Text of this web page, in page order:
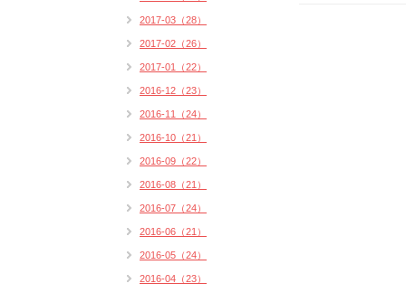
2017-03（28）
2017-02（26）
2017-01（22）
2016-12（23）
2016-11（24）
2016-10（21）
2016-09（22）
2016-08（21）
2016-07（24）
2016-06（21）
2016-05（24）
2016-04（23）